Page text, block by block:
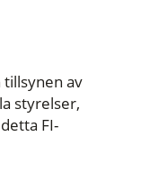
av
styrelser,
FI-